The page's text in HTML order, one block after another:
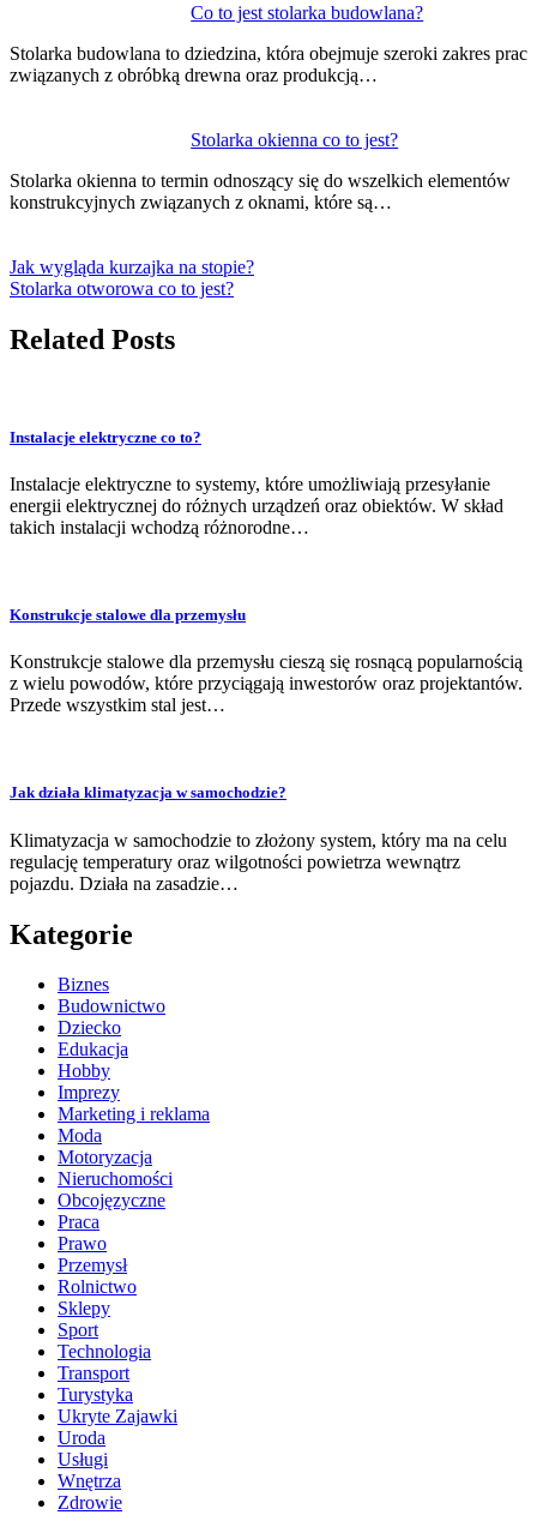
Co to jest stolarka budowlana?
Stolarka budowlana to dziedzina, która obejmuje szeroki zakres prac
związanych z obróbką drewna oraz produkcją…
Stolarka okienna co to jest?
Stolarka okienna to termin odnoszący się do wszelkich elementów
konstrukcyjnych związanych z oknami, które są…
Jak wygląda kurzajka na stopie?
Stolarka otworowa co to jest?
Related Posts
Instalacje elektryczne co to?
Instalacje elektryczne to systemy, które umożliwiają przesyłanie
energii elektrycznej do różnych urządzeń oraz obiektów. W skład
takich instalacji wchodzą różnorodne…
Konstrukcje stalowe dla przemysłu
Konstrukcje stalowe dla przemysłu cieszą się rosnącą popularnością
z wielu powodów, które przyciągają inwestorów oraz projektantów.
Przede wszystkim stal jest…
Jak działa klimatyzacja w samochodzie?
Klimatyzacja w samochodzie to złożony system, który ma na celu
regulację temperatury oraz wilgotności powietrza wewnątrz
pojazdu. Działa na zasadzie…
Kategorie
Biznes
Budownictwo
Dziecko
Edukacja
Hobby
Imprezy
Marketing i reklama
Moda
Motoryzacja
Nieruchomości
Obcojęzyczne
Praca
Prawo
Przemysł
Rolnictwo
Sklepy
Sport
Technologia
Transport
Turystyka
Ukryte Zajawki
Uroda
Usługi
Wnętrza
Zdrowie